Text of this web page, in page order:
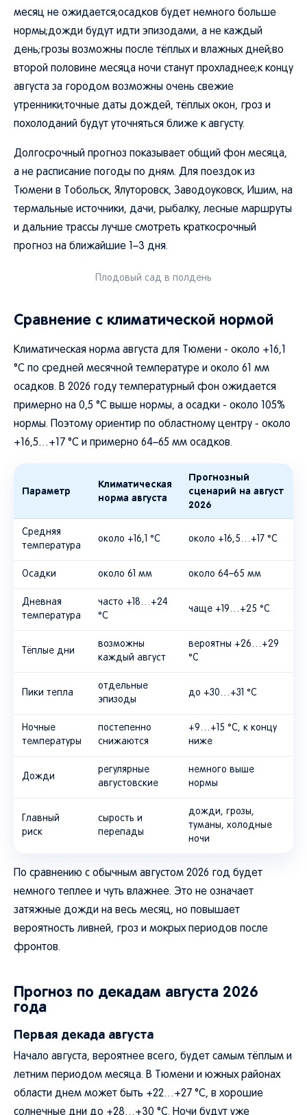
месяц не ожидается;осадков будет немного больше
нормы;дожди будут идти эпизодами, а не каждый
день;грозы возможны после тёплых и влажных дней;во
второй половине месяца ночи станут прохладнее;к концу
августа за городом возможны очень свежие
утренники;точные даты дождей, тёплых окон, гроз и
похолоданий будут уточняться ближе к августу.
Долгосрочный прогноз показывает общий фон месяца,
а не расписание погоды по дням. Для поездок из
Тюмени в Тобольск, Ялуторовск, Заводоуковск, Ишим, на
термальные источники, дачи, рыбалку, лесные маршруты
и дальние трассы лучше смотреть краткосрочный
прогноз на ближайшие 1–3 дня.
Плодовый сад в полдень
Сравнение с климатической нормой
Климатическая норма августа для Тюмени - около +16,1
°C по средней месячной температуре и около 61 мм
осадков. В 2026 году температурный фон ожидается
примерно на 0,5 °C выше нормы, а осадки - около 105%
нормы. Поэтому ориентир по областному центру - около
+16,5…+17 °C и примерно 64–65 мм осадков.
Параметр
Климатическая
норма августа
Прогнозный
сценарий на август
2026
Средняя
температура
около +16,1 °C около +16,5…+17 °C
Осадки около 61 мм около 64–65 мм
Дневная
температура
часто +18…+24
°C
чаще +19…+25 °C
Тёплые дни
возможны
каждый август
вероятны +26…+29
°C
Пики тепла
отдельные
эпизоды
до +30…+31 °C
Ночные
температуры
постепенно
снижаются
+9…+15 °C, к концу
ниже
Дожди
регулярные
августовские
немного выше
нормы
Главный
риск
сырость и
перепады
дожди, грозы,
туманы, холодные
ночи
По сравнению с обычным августом 2026 год будет
немного теплее и чуть влажнее. Это не означает
затяжные дожди на весь месяц, но повышает
вероятность ливней, гроз и мокрых периодов после
фронтов.
Прогноз по декадам августа 2026
года
Первая декада августа
Начало августа, вероятнее всего, будет самым тёплым и
летним периодом месяца. В Тюмени и южных районах
области днем может быть +22…+27 °C, в хорошие
солнечные дни до +28…+30 °C. Ночи будут уже